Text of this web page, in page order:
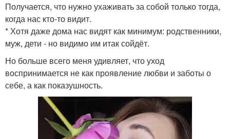
Получается, что нужно ухаживать за собой только тогда,
когда нас кто-то видит.
* Хотя даже дома нас видят как минимум: родственники,
муж, дети - но видимо им итак сойдёт.
Но больше всего меня удивляет, что уход
воспринимается не как проявление любви и заботы о
себе, а как показушность.